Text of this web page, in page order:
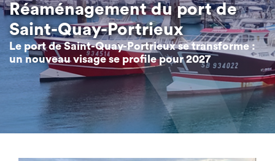
Réaménagement du port de
Saint-Quay-Portrieux
Le port de Saint-Quay-Portrieux se transforme :
un nouveau visage se profile pour 2027